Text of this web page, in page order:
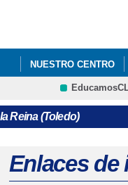
NUESTRO CENTRO
"LOS GOYA DEL
2021_
2022 JUEGO
CRFP
Reina (Toledo)
Enlaces de